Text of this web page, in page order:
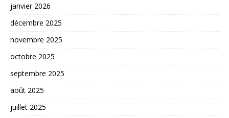
janvier 2026
décembre 2025
novembre 2025
octobre 2025
septembre 2025
août 2025
juillet 2025